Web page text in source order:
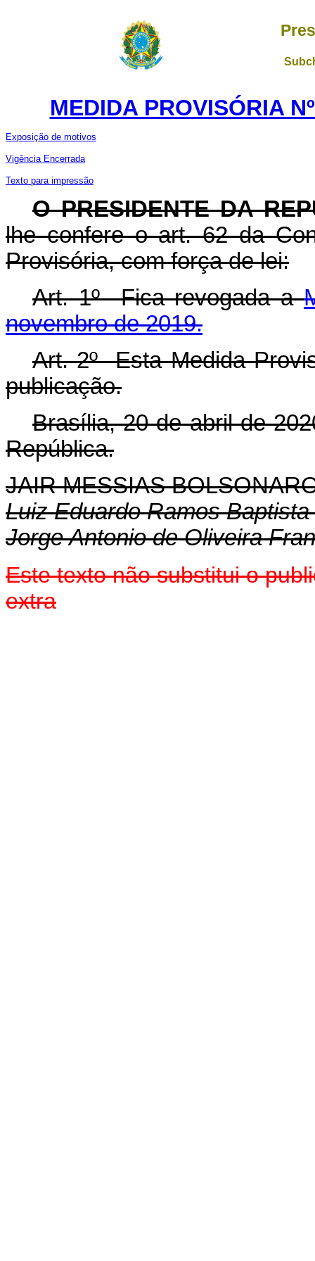
MEDIDA PROVISÓRIA
Exposição de motivos
Vigência Encerrada
Texto para impressão
O PRESIDENTE DA
lhe confere o art. 62 da
Provisória, com força de lei:
Art. 1º Fica revogada a
novembro de 2019.
Art. 2º Esta Medida
publicação.
Brasília, 20 de abril de
República.
JAIR MESSIAS
Luiz Eduardo Ramos
Jorge Antonio de Oliveira
Este texto não substitui o
extra